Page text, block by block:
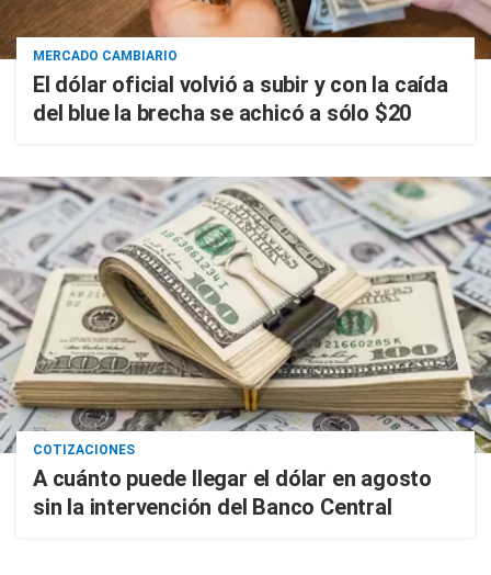
MERCADO CAMBIARIO
El dólar oficial volvió a subir y con la caída
del blue la brecha se achicó a sólo $20
COTIZACIONES
A cuánto puede llegar el dólar en agosto
sin la intervención del Banco Central